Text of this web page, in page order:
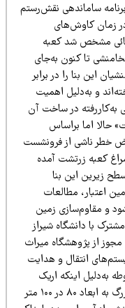
ساماندهی نقش‌رستم
کاوش‌های
شد کعبه
تا کنون به‌جای‌
بنا را در برابر
و به‌دلیل اهمیت
در ساخت آن
اما براساس
ناشی از فرونشست
زرتشت آمده
این بنا
مطالعات
زمین
دانشگاه شیراز
پژوهشگاه میراث
انتقال و هدایت
اینکه اریک
اشمیت، حدود ۹۰ سال پیش گمانه کاوشی بزرگ به ابعاد ۸۰ در ۱۰۰ متر